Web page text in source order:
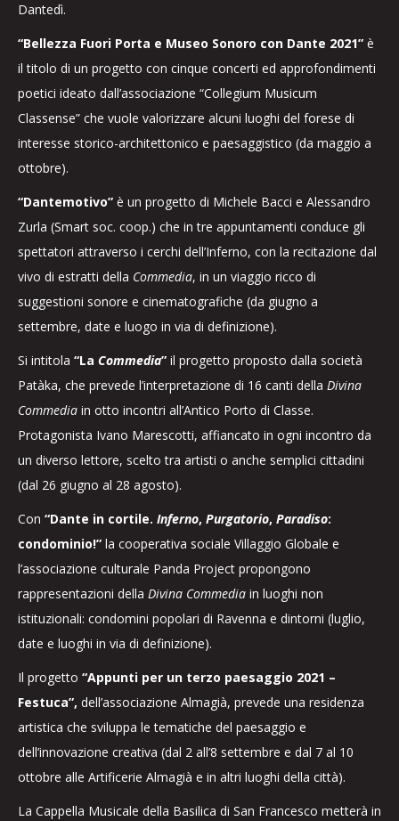
Dantedì.
“Bellezza Fuori Porta e Museo Sonoro con Dante 2021” è
il titolo di un progetto con cinque concerti ed approfondimenti
poetici ideato dall’associazione “Collegium Musicum
Classense” che vuole valorizzare alcuni luoghi del forese di
interesse storico-architettonico e paesaggistico (da maggio a
ottobre).
“Dantemotivo” è un progetto di Michele Bacci e Alessandro
Zurla (Smart soc. coop.) che in tre appuntamenti conduce gli
spettatori attraverso i cerchi dell’Inferno, con la recitazione dal
vivo di estratti della Commedia, in un viaggio ricco di
suggestioni sonore e cinematografiche (da giugno a
settembre, date e luogo in via di definizione).
Si intitola “La Commedia” il progetto proposto dalla società
Patàka, che prevede l’interpretazione di 16 canti della Divina
Commedia in otto incontri all’Antico Porto di Classe.
Protagonista Ivano Marescotti, affiancato in ogni incontro da
un diverso lettore, scelto tra artisti o anche semplici cittadini
(dal 26 giugno al 28 agosto).
Con “Dante in cortile. Inferno, Purgatorio, Paradiso:
condominio!” la cooperativa sociale Villaggio Globale e
l’associazione culturale Panda Project propongono
rappresentazioni della Divina Commedia in luoghi non
istituzionali: condomini popolari di Ravenna e dintorni (luglio,
date e luoghi in via di definizione).
Il progetto “Appunti per un terzo paesaggio 2021 –
Festuca”, dell’associazione Almagià, prevede una residenza
artistica che sviluppa le tematiche del paesaggio e
dell’innovazione creativa (dal 2 all’8 settembre e dal 7 al 10
ottobre alle Artificerie Almagià e in altri luoghi della città).
La Cappella Musicale della Basilica di San Francesco metterà in